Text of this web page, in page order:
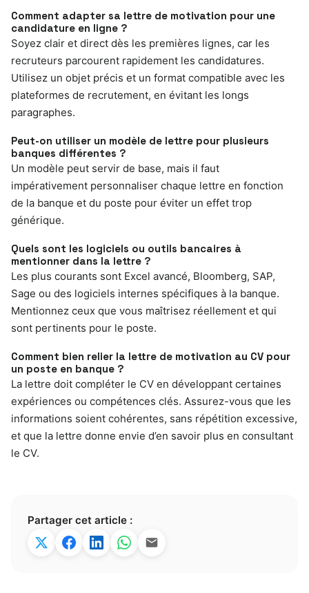
Comment adapter sa lettre de motivation pour une
candidature en ligne ?
Soyez clair et direct dès les premières lignes, car les
recruteurs parcourent rapidement les candidatures.
Utilisez un objet précis et un format compatible avec les
plateformes de recrutement, en évitant les longs
paragraphes.
Peut-on utiliser un modèle de lettre pour plusieurs
banques différentes ?
Un modèle peut servir de base, mais il faut
impérativement personnaliser chaque lettre en fonction
de la banque et du poste pour éviter un effet trop
générique.
Quels sont les logiciels ou outils bancaires à
mentionner dans la lettre ?
Les plus courants sont Excel avancé, Bloomberg, SAP,
Sage ou des logiciels internes spécifiques à la banque.
Mentionnez ceux que vous maîtrisez réellement et qui
sont pertinents pour le poste.
Comment bien relier la lettre de motivation au CV pour
un poste en banque ?
La lettre doit compléter le CV en développant certaines
expériences ou compétences clés. Assurez-vous que les
informations soient cohérentes, sans répétition excessive,
et que la lettre donne envie d’en savoir plus en consultant
le CV.
Partager cet article :